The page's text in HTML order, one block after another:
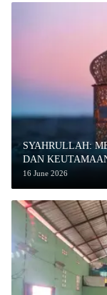
SYAHRULLAH:
DAN
16 June 2026